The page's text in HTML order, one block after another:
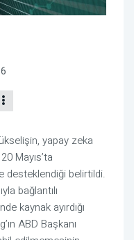
yapay zeka
Mayıs’ta
desteklendiği belirtildi.
bağlantılı
kaynak ayırdığı
ABD Başkanı